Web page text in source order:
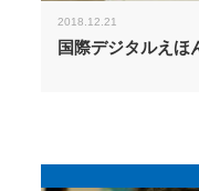
2018.12.21
国際デジタルえほ